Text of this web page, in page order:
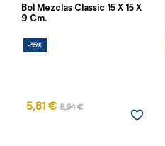
Bol Mezclas Classic 15 X 15 X
9 Cm.
-35%
5,81 € 8,94 €
favorite_border